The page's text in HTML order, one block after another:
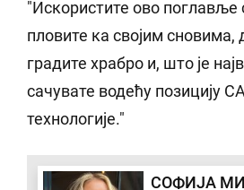
"Искористите ово поглавље
пловите ка својим сновима,
градите храбро и, што је
сачувате водећу позицију
технологије."
СОФИЈА